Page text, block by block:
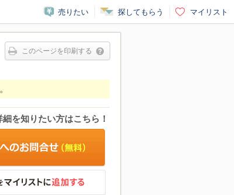
売りたい 探してもらう マイリスト
このページを印刷する
を知りたい方はこちら！